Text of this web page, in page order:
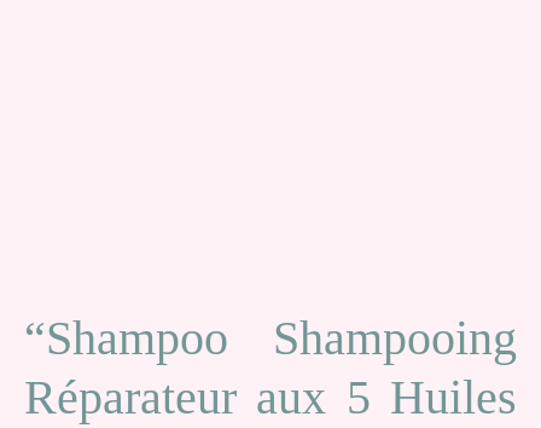
“Shampoo Shampooing
Réparateur aux 5 Huiles